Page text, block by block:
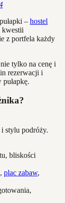
– hostel
z portfela każdy
tylko na cenę i
rezerwacji i
stylu podróży.
bliskości
plac zabaw,